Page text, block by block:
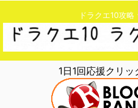
ドラクエ10攻
1日1回応援クリッ